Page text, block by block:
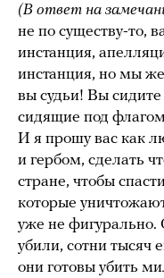
(В ответ на
не по существу-то,
инстанция,
инстанция, но мы
вы судьи! Вы
сидящие под
И я прошу вас как
и гербом, сделать
стране, чтобы
которые
уже не фигурально.
убили, сотни тысяч
они готовы убить